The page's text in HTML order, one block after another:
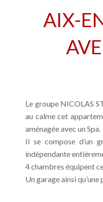
AIX-
Le groupe NICOLAS
au calme cet
aménagée avec un Spa.
Il se compose d’un
indépendante
4 chambres équipent
Un garage ainsi